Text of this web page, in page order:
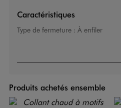
Caractéristiques
Type de fermeture : À enfiler
Produits achetés ensemble